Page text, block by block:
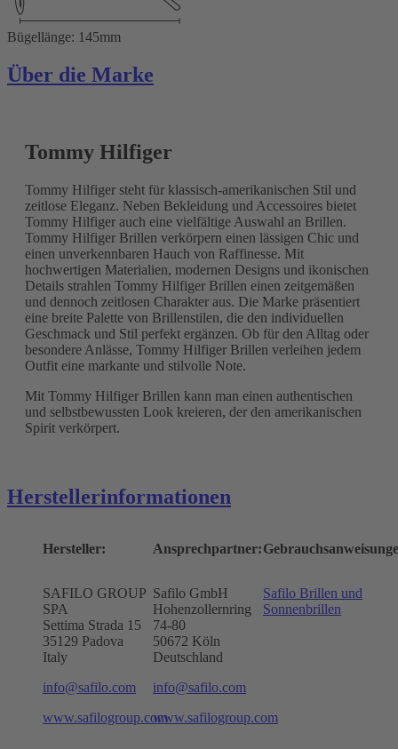
Bügellänge: 145mm
Über die Marke
Tommy Hilfiger
Tommy Hilfiger steht für klassisch-amerikanischen Stil und
zeitlose Eleganz. Neben Bekleidung und Accessoires bietet
Tommy Hilfiger auch eine vielfältige Auswahl an Brillen.
Tommy Hilfiger Brillen verkörpern einen lässigen Chic und
einen unverkennbaren Hauch von Raffinesse. Mit
hochwertigen Materialien, modernen Designs und ikonischen
Details strahlen Tommy Hilfiger Brillen einen zeitgemäßen
und dennoch zeitlosen Charakter aus. Die Marke präsentiert
eine breite Palette von Brillenstilen, die den individuellen
Geschmack und Stil perfekt ergänzen. Ob für den Alltag oder
besondere Anlässe, Tommy Hilfiger Brillen verleihen jedem
Outfit eine markante und stilvolle Note.
Mit Tommy Hilfiger Brillen kann man einen authentischen
und selbstbewussten Look kreieren, der den amerikanischen
Spirit verkörpert.
Herstellerinformationen
Hersteller:
SAFILO GROUP
SPA
Settima Strada 15
35129 Padova
Italy
info@safilo.com
www.safilogroup.com
Ansprechpartner:
Safilo GmbH
Hohenzollernring
74-80
50672 Köln
Deutschland
info@safilo.com
www.safilogroup.com
Safilo Brillen und
Sonnenbrillen